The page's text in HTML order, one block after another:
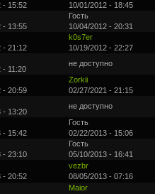
- 15:52
10/01/2012 - 18:45
- 13:55
Гость
10/04/2012 - 20:31
- 21:12
k0s7er
10/19/2012 - 22:27
- 11:20
не доступно
- 20:59
Zorkii
02/27/2021 - 21:15
- 13:20
не доступно
- 15:42
Гость
02/22/2013 - 15:06
- 23:10
Гость
05/10/2013 - 16:41
- 20:52
vezbr
08/05/2013 - 07:16
Maior